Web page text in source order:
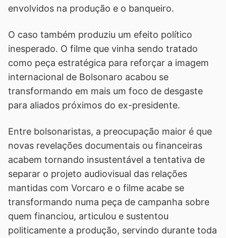
envolvidos na produção e o banqueiro.
O caso também produziu um efeito político
inesperado. O filme que vinha sendo tratado
como peça estratégica para reforçar a imagem
internacional de Bolsonaro acabou se
transformando em mais um foco de desgaste
para aliados próximos do ex-presidente.
Entre bolsonaristas, a preocupação maior é que
novas revelações documentais ou financeiras
acabem tornando insustentável a tentativa de
separar o projeto audiovisual das relações
mantidas com Vorcaro e o filme acabe se
transformando numa peça de campanha sobre
quem financiou, articulou e sustentou
politicamente a produção, servindo durante toda